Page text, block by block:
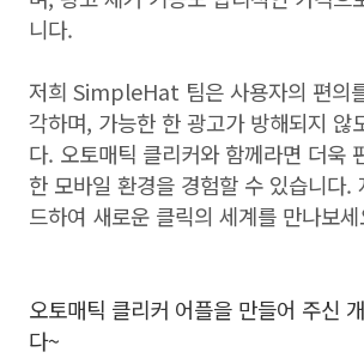
니다.
저희 SimpleHat 팀은 사용자의 편의
각하며, 가능한 한 광고가 방해되지 않
다. 오토매틱 클리커와 함께라면 더욱
한 모바일 환경을 경험할 수 있습니다.
드하여 새로운 클릭의 세계를 만나보
오토매틱 클리커 어플을 만들어 주신
다~